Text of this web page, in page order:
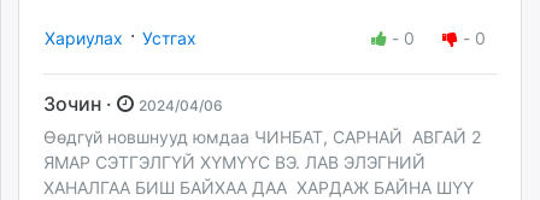
Хариулах · Устгах - 0 - 0
Зочин · 2024/04/06
Өөдгүй новшнууд юмдаа ЧИНБАТ, САРНАЙ АВГАЙ 2
ЯМАР СЭТГЭЛГҮЙ ХҮМҮҮС ВЭ. ЛАВ ЭЛЭГНИЙ
ХАНАЛГАА БИШ БАЙХАА ДАА ХАРДАЖ БАЙНА ШҮҮ